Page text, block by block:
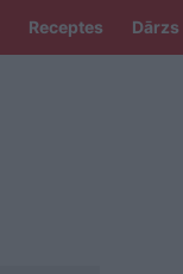
Receptes Dārzs